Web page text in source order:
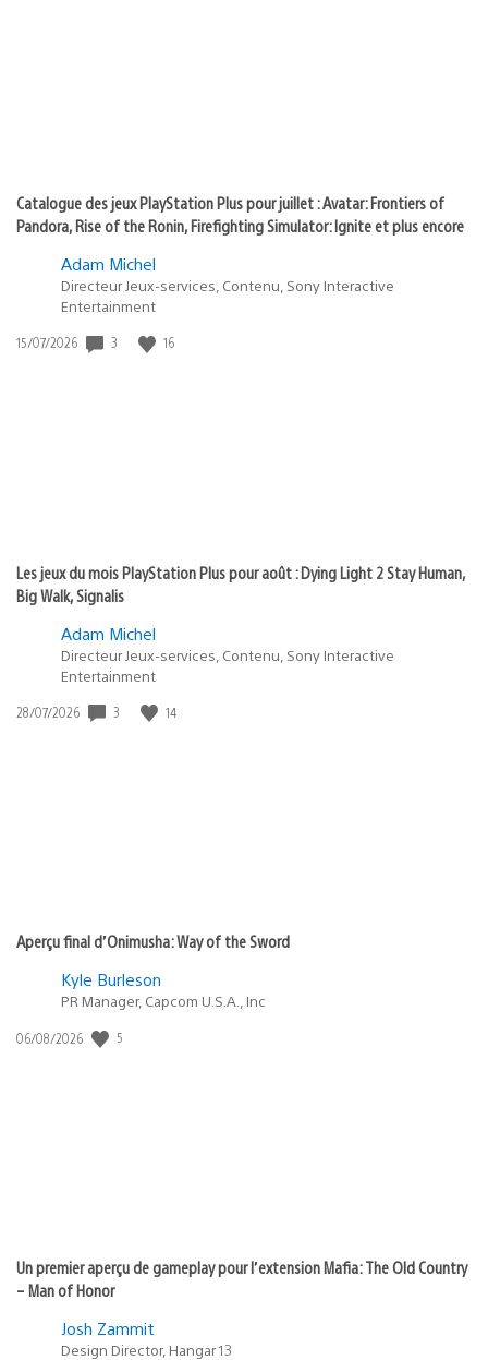
Catalogue des jeux PlayStation Plus pour juillet : Avatar: Frontiers of
Pandora, Rise of the Ronin, Firefighting Simulator: Ignite et plus encore
Adam Michel
Directeur Jeux-services, Contenu, Sony Interactive
Entertainment
Date
15/07/2026 3 16
Les jeux du mois PlayStation Plus pour août : Dying Light 2 Stay Human,
Big Walk, Signalis
Adam Michel
Directeur Jeux-services, Contenu, Sony Interactive
Entertainment
Date
28/07/2026 3 14
Aperçu final d’Onimusha: Way of the Sword
Kyle Burleson
PR Manager, Capcom U.S.A., Inc
Date
06/08/2026 5
Un premier aperçu de gameplay pour l’extension Mafia: The Old Country
– Man of Honor
Josh Zammit
Design Director, Hangar 13